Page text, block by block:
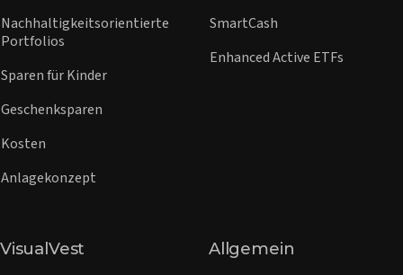
Nachhaltigkeitsorientierte
Portfolios
Sparen für Kinder
Geschenksparen
Kosten
Anlagekonzept
SmartCash
Enhanced Active ETFs
VisualVest Allgemein